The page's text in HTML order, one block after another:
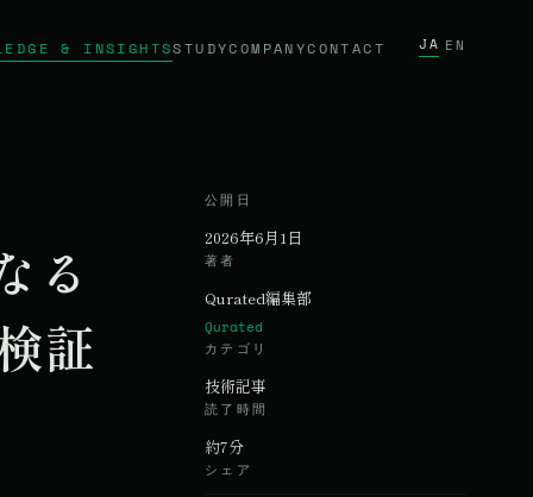
& INSIGHTSSTUDYCOMPANYCONTACT JA EN
る
証
公開日
2026年6月1日
著者
Qurated編集部
Qurated
カテゴリ
技術記事
読了時間
約7分
シェア